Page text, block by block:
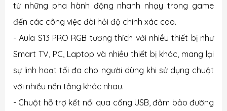
từ những pha hành động nhanh nhạy trong game
đến các công việc đòi hỏi độ chính xác cao.
- Aula S13 PRO RGB tương thích với nhiều thiết bị như
Smart TV, PC, Laptop và nhiều thiết bị khác, mang lại
sự linh hoạt tối đa cho người dùng khi sử dụng chuột
với nhiều nền tảng khác nhau.
- Chuột hỗ trợ kết nối qua cổng USB, đảm bảo đường